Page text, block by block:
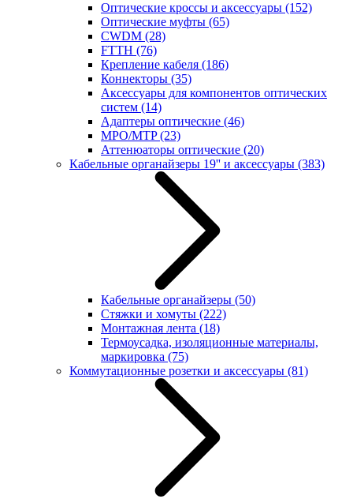
Оптические кроссы и аксессуары (152)
Оптические муфты (65)
CWDM (28)
FTTH (76)
Крепление кабеля (186)
Коннекторы (35)
Аксессуары для компонентов оптических
систем (14)
Адаптеры оптические (46)
MPO/MTP(23)
Аттенюаторы оптические (20)
Кабельные органайзеры 19'' и аксессуары (383)
Кабельные органайзеры (50)
Стяжки и хомуты (222)
Монтажная лента (18)
Термоусадка, изоляционные материалы,
маркировка (75)
Коммутационные розетки и аксессуары (81)